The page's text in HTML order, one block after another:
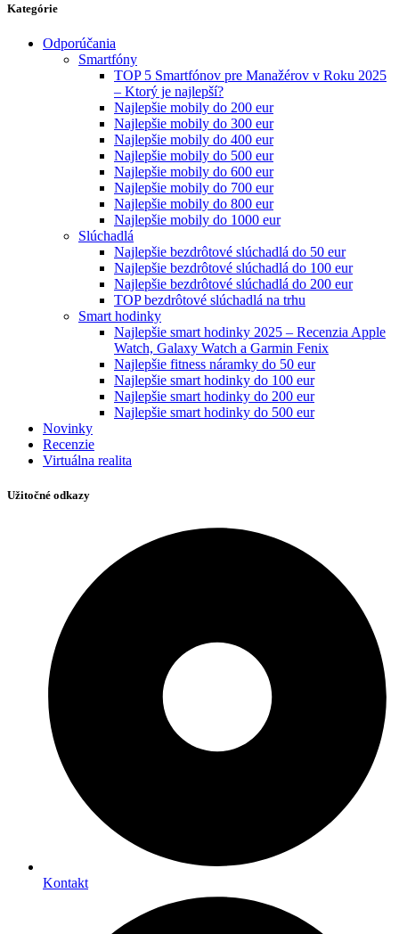
Kategórie
Odporúčania
Smartfóny
TOP 5 Smartfónov pre Manažérov v Roku 2025
– Ktorý je najlepší?
Najlepšie mobily do 200 eur
Najlepšie mobily do 300 eur
Najlepšie mobily do 400 eur
Najlepšie mobily do 500 eur
Najlepšie mobily do 600 eur
Najlepšie mobily do 700 eur
Najlepšie mobily do 800 eur
Najlepšie mobily do 1000 eur
Slúchadlá
Najlepšie bezdrôtové slúchadlá do 50 eur
Najlepšie bezdrôtové slúchadlá do 100 eur
Najlepšie bezdrôtové slúchadlá do 200 eur
TOP bezdrôtové slúchadlá na trhu
Smart hodinky
Najlepšie smart hodinky 2025 – Recenzia Apple
Watch, Galaxy Watch a Garmin Fenix
Najlepšie fitness náramky do 50 eur
Najlepšie smart hodinky do 100 eur
Najlepšie smart hodinky do 200 eur
Najlepšie smart hodinky do 500 eur
Novinky
Recenzie
Virtuálna realita
Užitočné odkazy
Kontakt